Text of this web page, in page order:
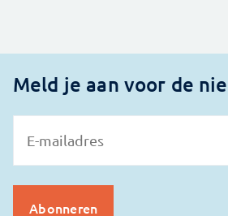
Meld je aan voor de